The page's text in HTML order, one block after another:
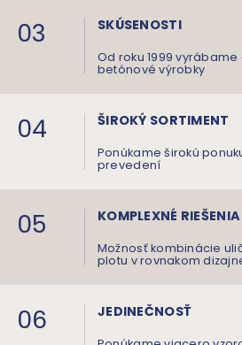
03 SKÚSENOSTI
Od roku 1999
betónové výrobky
04 ŠIROKÝ SORTIMENT
Ponúkame širokú
prevedení
05 KOMPLEXNÉ RIEŠENIA
Možnosť kombinácie
plotu v rovnakom
06 JEDINEČNOSŤ